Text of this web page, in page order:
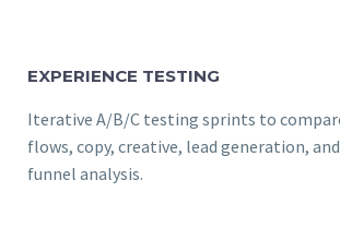
EXPERIENCE TESTING
Iterative A/B/C testing sprints to
flows, copy, creative, lead generation, and
funnel analysis.